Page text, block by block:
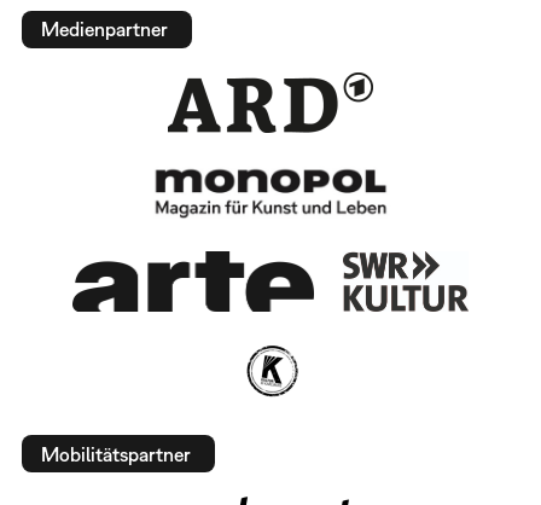
Medienpartner
Mobilitätspartner